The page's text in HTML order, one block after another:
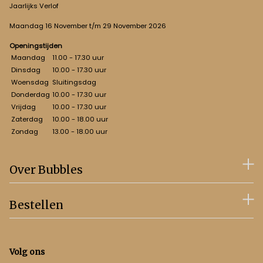
Jaarlijks Verlof
Maandag 16 November t/m 29 November 2026
Openingstijden
Maandag
11.00 - 17.30 uur
Dinsdag
10.00 - 17.30 uur
Woensdag Sluitingsdag
Donderdag 10.00 - 17.30 uur
Vrijdag
10.00 - 17.30 uur
Zaterdag
10.00 - 18.00 uur
Zondag
13.00 - 18.00 uur
Over Bubbles
Bestellen
Volg ons